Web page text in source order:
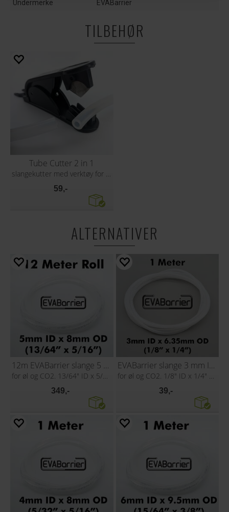
Undermerke EVABarrier
TILBEHØR
Tube Cutter 2 in 1
59,-
ALTERNATIVER
12m EVABarrier slange 5 mm ID x 8 mm OD
for øl og CO2. 13/64" ID x 5/16" OD
349,-
EVABarrier slange 3 mm ID x 6,35mm OD
for øl og CO2. 1/8" ID x 1/4" OD
39,-